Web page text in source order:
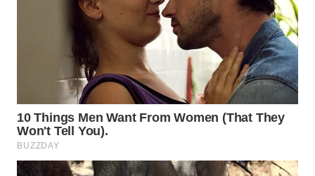
WAHANA
NEWS
WAHANA